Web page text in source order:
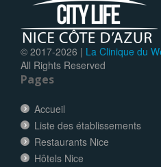
© 2017-2026 | La Clinique du
All Rights Reserved
Pages
Accueil
Liste des établissements
Restaurants Nice
Hôtels Nice